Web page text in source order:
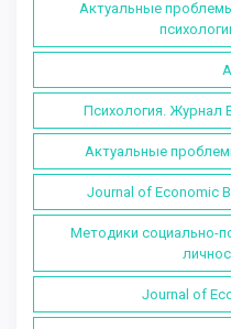
Актуальные
Психология.
Актуальные
Journal of Economic
Методики социально-
Journal of